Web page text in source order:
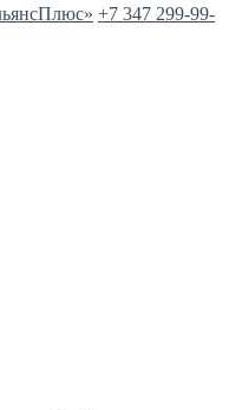
+7 347 299-99-